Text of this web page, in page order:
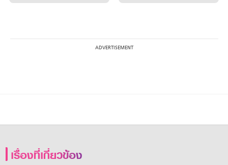
เรื่องที่เกี่ยวข้อง